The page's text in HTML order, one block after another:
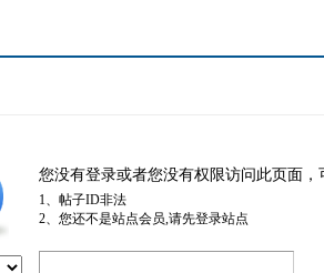
您没有登录或者您没有权限访问此页面
1、帖子ID非法
2、您还不是站点会员,请先登录站点